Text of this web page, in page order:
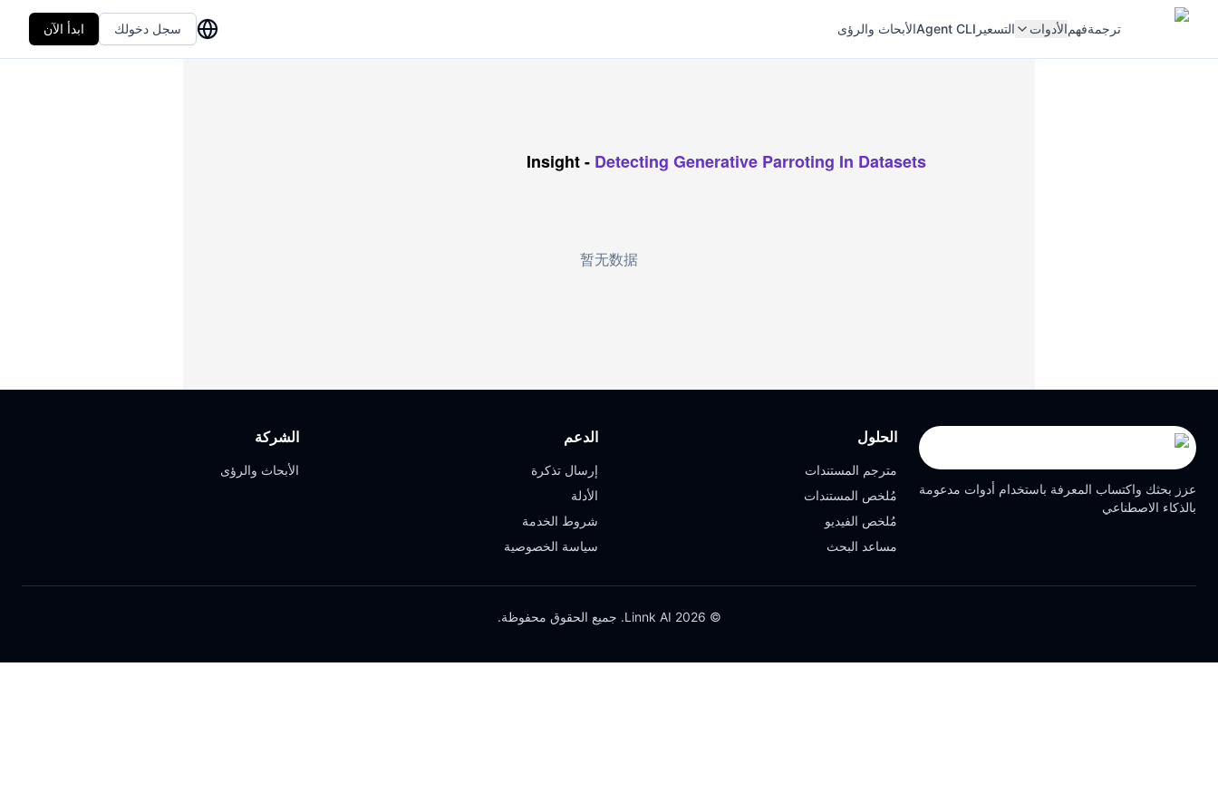
ترجمةفهمالأدوات التسعير Agent CLIالأبحاث والرؤى سجل دخولك ابدأ الآن
Insight- Detecting Generative Parroting In Datasets
暂无数据
عزز بحثك واكتساب المعرفة باستخدام أدوات مدعومة
بالذكاء الاصطناعي
الحلول
مترجم المستندات
مُلخص المستندات
مُلخص الفيديو
مساعد البحث
الدعم
إرسال تذكرة
الأدلة
شروط الخدمة
سياسة الخصوصية
الشركة
الأبحاث والرؤى
© 2026 Linnk AI. جميع الحقوق محفوظة.